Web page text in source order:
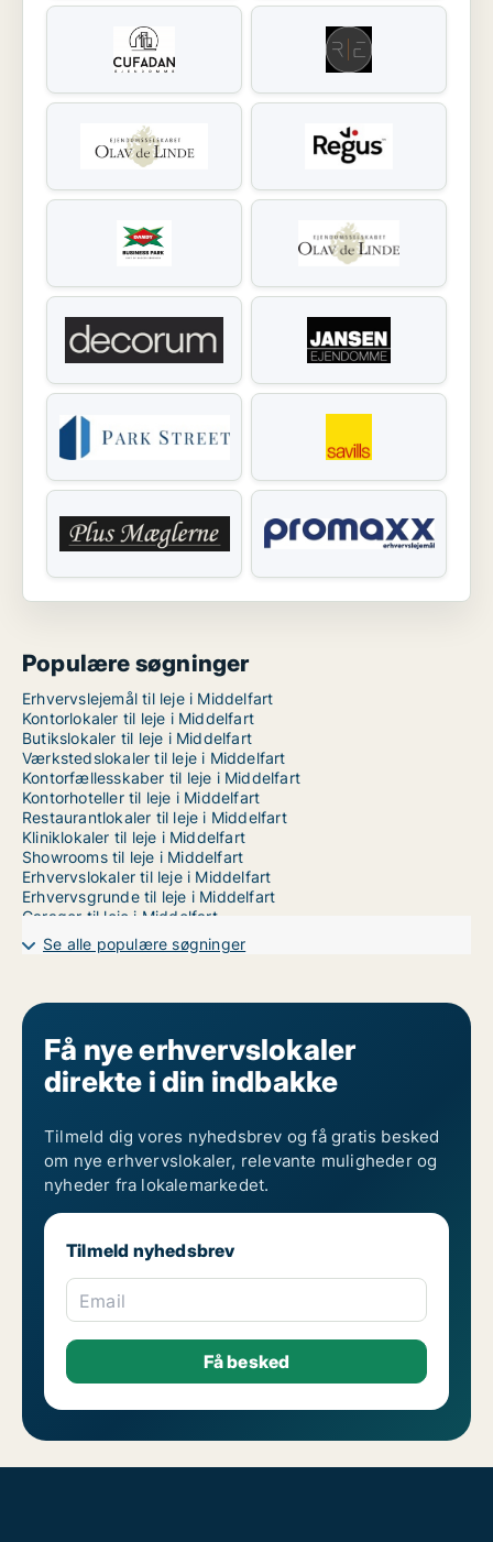
Populære søgninger
Erhvervslejemål til leje i Middelfart
Kontorlokaler til leje i Middelfart
Butikslokaler til leje i Middelfart
Værkstedslokaler til leje i Middelfart
Kontorfællesskaber til leje i Middelfart
Kontorhoteller til leje i Middelfart
Restaurantlokaler til leje i Middelfart
Kliniklokaler til leje i Middelfart
Showrooms til leje i Middelfart
Erhvervslokaler til leje i Middelfart
Erhvervsgrunde til leje i Middelfart
Garager til leje i Middelfart
Lagerlokaler til leje i Odense
Se alle populære søgninger
Få nye erhvervslokaler
direkte i din indbakke
Tilmeld dig vores nyhedsbrev og få gratis besked
om nye erhvervslokaler, relevante muligheder og
nyheder fra lokalemarkedet.
Tilmeld nyhedsbrev
Email